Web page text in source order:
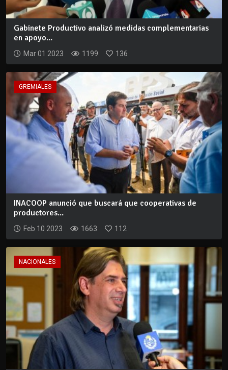
Gabinete Productivo analizó medidas complementarias
en apoyo...
Mar 01 2023 1199 136
GREMIALES
INACOOP anunció que buscará que cooperativas de
productores...
Feb 10 2023 1663 112
NACIONALES